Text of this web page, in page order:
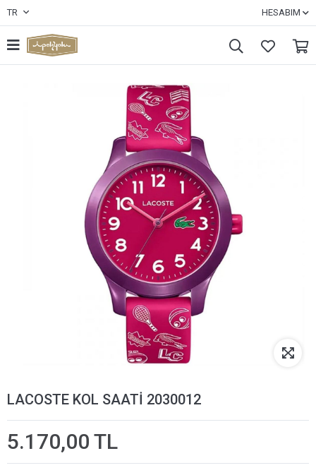
TR HESABIM
LACOSTE KOL SAATİ 2030012
5.170,00 TL